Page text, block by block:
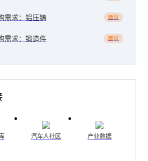
需求：铝压铸 面议
需求：锻造件 面议
汽车人社区 产业数据